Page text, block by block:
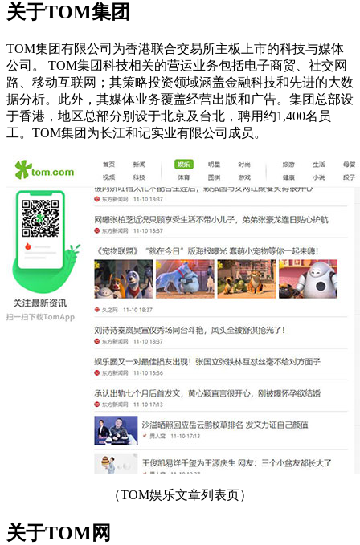
关于TOM集团
TOM集团有限公司为香港联合交易所主板上市的科技与媒体
公司。 TOM集团科技相关的营运业务包括电子商贸、社交网
路、移动互联网；其策略投资领域涵盖金融科技和先进的大数
据分析。此外，其媒体业务覆盖经营出版和广告。集团总部设
于香港，地区总部分别设于北京及台北，聘用约1,400名员
工。TOM集团为长江和记实业有限公司成员。
（TOM娱乐文章列表页）
关于TOM网